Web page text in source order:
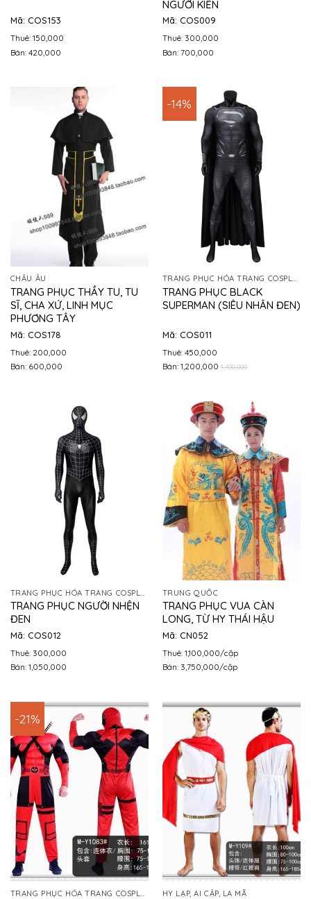
Mã: COS153
Thuê: 150,000
Bán: 420,000
NGƯỜI KIẾN
Mã: COS009
Thuê: 300,000
Bán: 700,000
CHÂU ÂU
TRANG PHỤC THẦY TU, TU
SĨ, CHA XỨ, LINH MỤC
PHƯƠNG TÂY
Mã: COS178
Thuê: 200,000
Bán: 600,000
-14%
TRANG PHỤC HÓA TRANG COSPLAY
TRANG PHỤC BLACK
SUPERMAN (SIÊU NHÂN ĐEN)
Mã: COS011
Thuê: 450,000
Bán: 1,200,000 1,400,000
TRANG PHỤC NGƯỜI NHỆN
ĐEN
Mã: COS012
Thuê: 300,000
Bán: 1,050,000
TRUNG QUỐC
TRANG PHỤC VUA CÀN
LONG, TỪ HY THÁI HẬU
Mã: CN052
Thuê: 1,100,000/cặp
Bán: 3,750,000/cặp
-21%
TRANG PHỤC HÓA TRANG COSPLAY HY LẠP, AI CẬP, LA MÃ